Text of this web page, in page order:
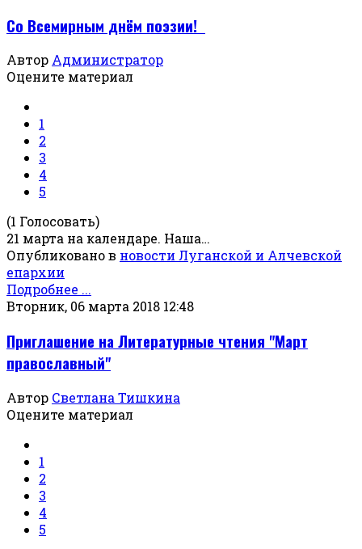
Со Всемирным днём поэзии!
Автор Администратор
Оцените материал
1
2
3
4
5
(1 Голосовать)
21 марта на календаре. Наша…
Опубликовано в новости Луганской и Алчевской
епархии
Подробнее ...
Вторник, 06 марта 2018 12:48
Приглашение на Литературные чтения "Март
православный"
Автор Светлана Тишкина
Оцените материал
1
2
3
4
5